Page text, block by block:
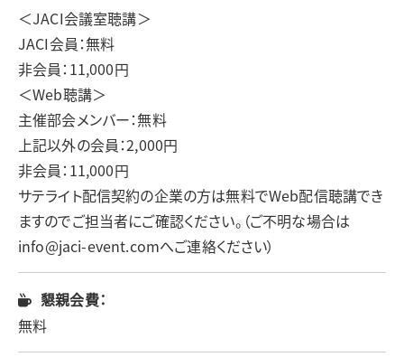
＜JACI会議室聴講＞
JACI会員：無料
非会員：11,000円
＜Web聴講＞
主催部会メンバー：無料
上記以外の会員：2,000円
非会員：11,000円
サテライト配信契約の企業の方は無料でWeb配信聴講でき
ますのでご担当者にご確認ください。（ご不明な場合は
info@jaci-event.comへご連絡ください）
懇親会費：
無料